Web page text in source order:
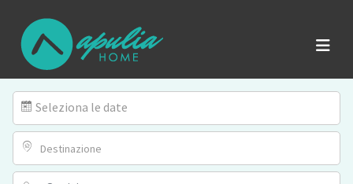
Seleziona le date
Destinazione